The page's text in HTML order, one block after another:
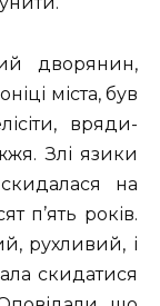
дворянин,
міста, був
вряди-
Злі язики
на
п’ять років.
рухливий, і
скидатися